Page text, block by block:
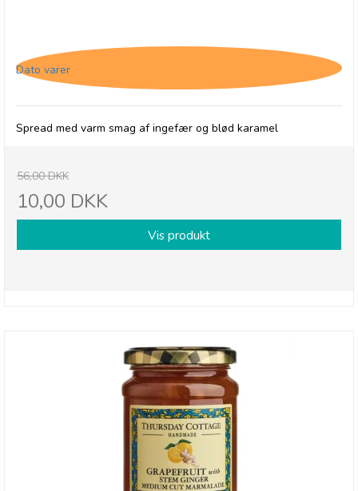
Dato varer
Spread med varm smag af ingefær og blød karamel
56,00 DKK
10,00 DKK
Vis produkt